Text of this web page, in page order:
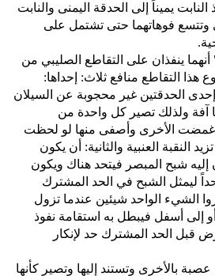
يميناً إلى الحدقة اليمنى والنابت
وتتسع فوهاتهما حتى تشتمل على
ينفذان على التقاطع الصليبي من
هذا التقاطع منافع ثلاث‏:‏ إحداها‏:‏
إحدى الحدقتين غير محجوبة عن السيلان
آفة ولذلك تصير كل واحدة من
غمضت الأخرى وأصفى منها لو لحظت
النقبة العنبية والثانية‏:‏ أن يكون
إليه شبح المبصر فيتحد هناك ويكون
ليمثل الشبح في الحد المشترك
الشيء الواحد شيئين عندما تزول
إلى أسفل فيبطل به استقامة نفوذ
قبل الحد المشترك حد لإنكار
بالأخرى وتستند إليها وتصير كأنها